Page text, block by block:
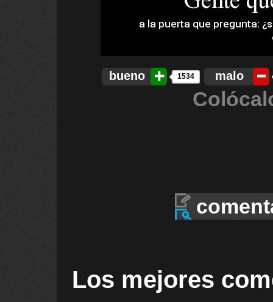
bueno 1534 malo
Los mejores